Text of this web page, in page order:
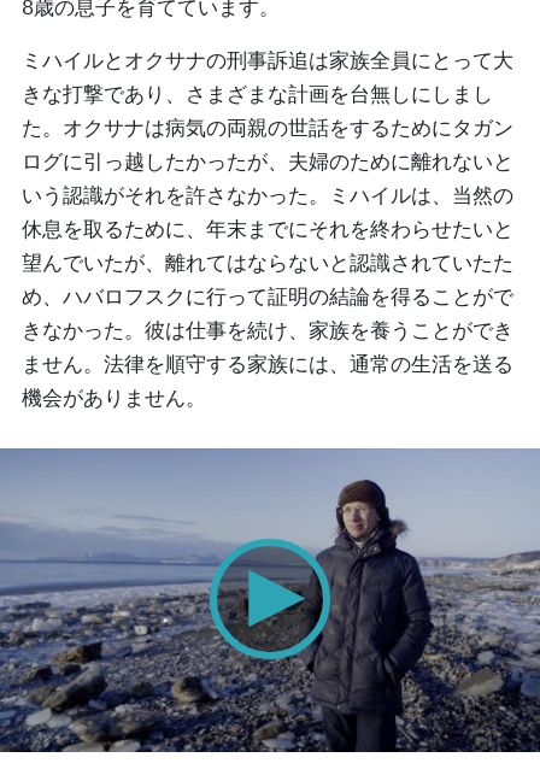
8歳の息子を育てています。
ミハイルとオクサナの刑事訴追は家族全員にとって大
きな打撃であり、さまざまな計画を台無しにしまし
た。オクサナは病気の両親の世話をするためにタガン
ログに引っ越したかったが、夫婦のために離れないと
いう認識がそれを許さなかった。ミハイルは、当然の
休息を取るために、年末までにそれを終わらせたいと
望んでいたが、離れてはならないと認識されていたた
め、ハバロフスクに行って証明の結論を得ることがで
きなかった。彼は仕事を続け、家族を養うことができ
ません。法律を順守する家族には、通常の生活を送る
機会がありません。